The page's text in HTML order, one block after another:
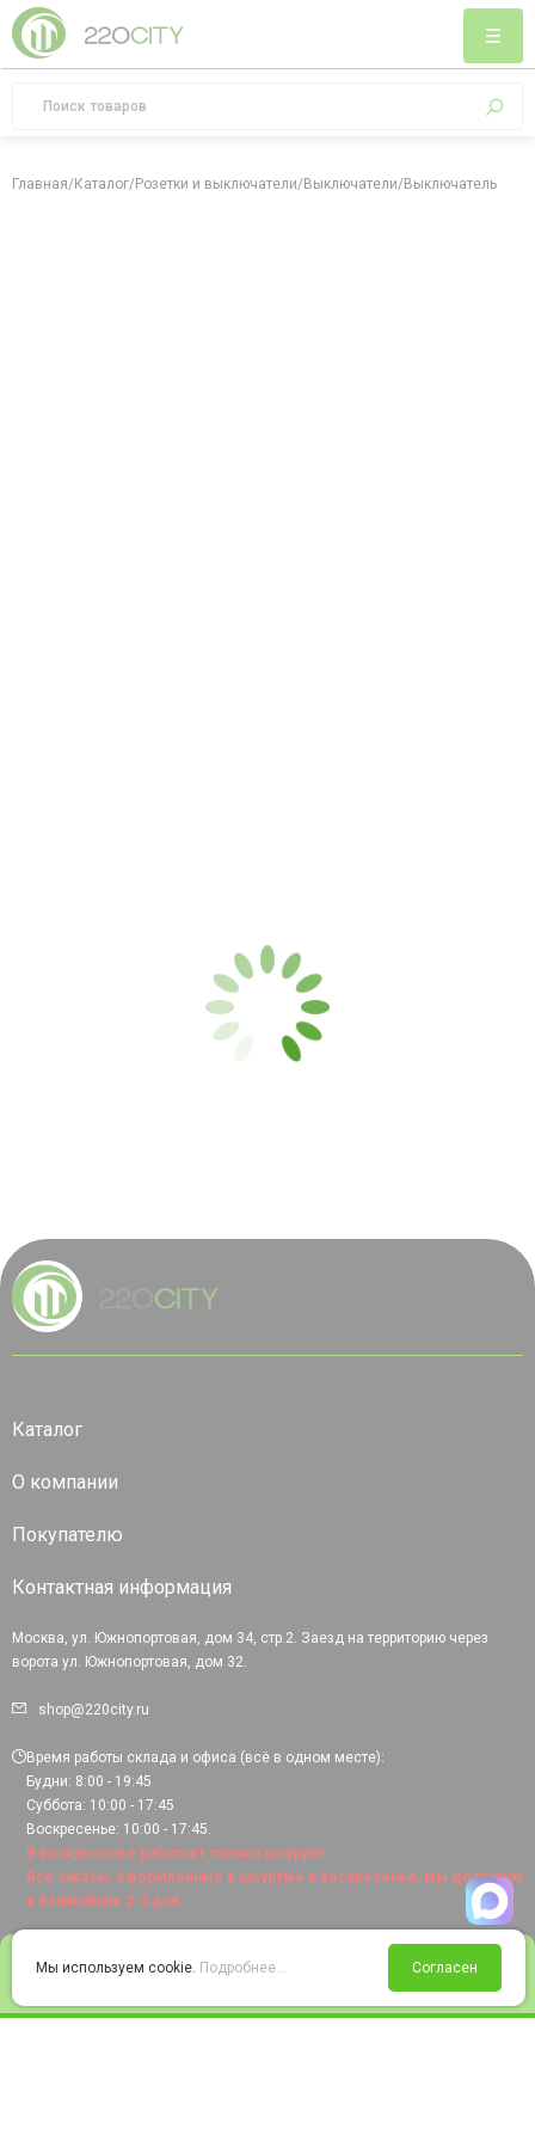
Войти Избранное Корзина
Главная/Каталог/Розетки и выключатели/Выключатели/Выключатель
Каталог
О компании
Покупателю
Контактная информация
Москва, ул. Южнопортовая, дом 34, стр.2. Заезд на территорию через
ворота ул. Южнопортовая, дом 32.
shop@220city.ru
Время работы склада и офиса (всё в одном месте):
Будни: 8:00 - 19:45
Суббота: 10:00 - 17:45
Воскресенье: 10:00 - 17:45.
В воскресенье работает только шоурум!
Все заказы, оформленные в шоуруме в воскресенье, мы доставим
в ближайшие 2-3 дня.
Мы используем cookie. Подробнее... Согласен